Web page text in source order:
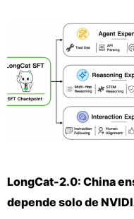
LongCat-2.0: China
depende solo de